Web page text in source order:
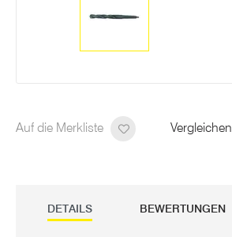
Auf die Merkliste Vergleichen
DETAILS BEWERTUNGEN